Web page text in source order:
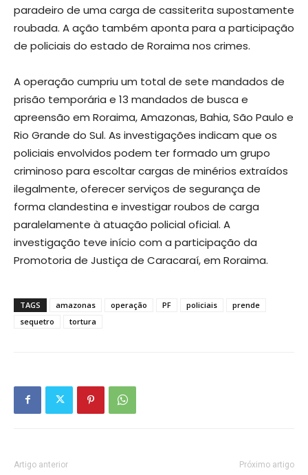
paradeiro de uma carga de cassiterita supostamente
roubada. A ação também aponta para a participação
de policiais do estado de Roraima nos crimes.
A operação cumpriu um total de sete mandados de
prisão temporária e 13 mandados de busca e
apreensão em Roraima, Amazonas, Bahia, São Paulo e
Rio Grande do Sul. As investigações indicam que os
policiais envolvidos podem ter formado um grupo
criminoso para escoltar cargas de minérios extraídos
ilegalmente, oferecer serviços de segurança de
forma clandestina e investigar roubos de carga
paralelamente à atuação policial oficial. A
investigação teve início com a participação da
Promotoria de Justiça de Caracaraí, em Roraima.
TAGS amazonas operação PF policiais
prende
sequetro
tortura
Artigo anterior Próximo artigo